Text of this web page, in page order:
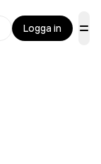
Logga in